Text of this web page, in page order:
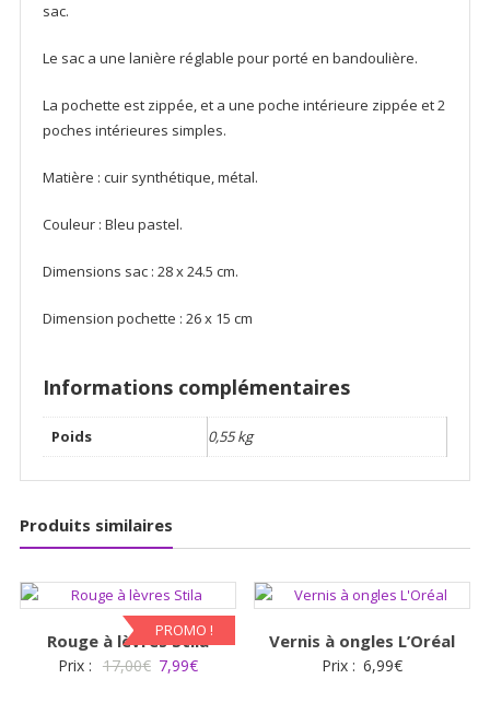
sac.
Le sac a une lanière réglable pour porté en bandoulière.
La pochette est zippée, et a une poche intérieure zippée et 2
poches intérieures simples.
Matière : cuir synthétique, métal.
Couleur : Bleu pastel.
Dimensions sac : 28 x 24.5 cm.
Dimension pochette : 26 x 15 cm
Informations complémentaires
Poids 0,55 kg
Produits similaires
PROMO !
Rouge à lèvres Stila
Prix : 17,00€ Le
7,99€Le
Vernis à ongles L’Oréal
Prix : 6,99€